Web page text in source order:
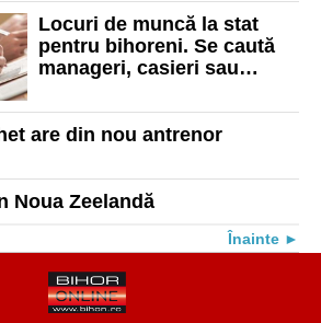
Locuri de muncă la stat
pentru bihoreni. Se caută
manageri, casieri sau
are din nou antrenor
Noua Zeelandă
Înainte